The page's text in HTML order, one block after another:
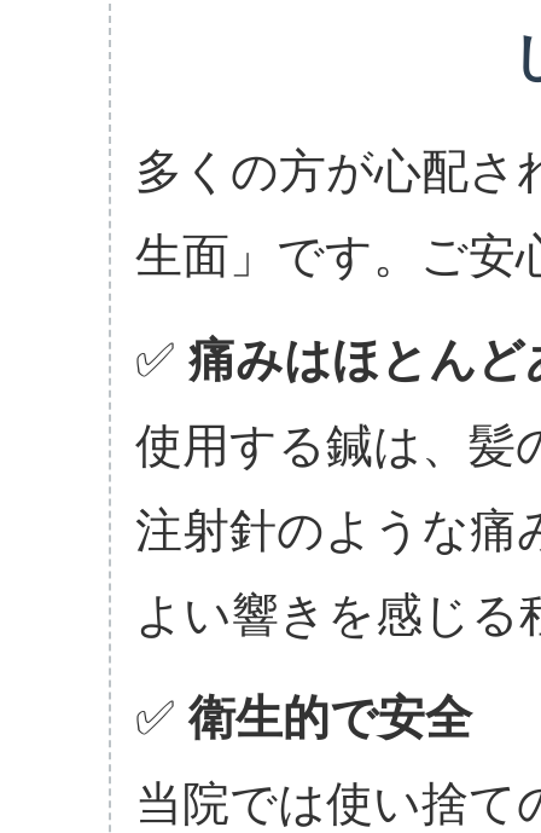
多くの方が心配
生面」です。ご安
✅ 痛みはほとん
使用する鍼は、髪
注射針のような痛
よい響きを感じる
✅衛生的で安全
当院では使い捨て